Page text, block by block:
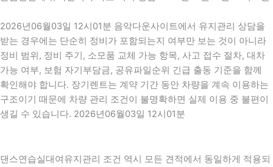
2026년06월03일 12시01분 음악다운사이트에서 유지관리 상담을
받는 경우에는 단순히 정비가 포함되는지 여부만 보는 것이 아니라
정비 범위, 정비 주기, 소모품 교체 가능 항목, 사고 접수 절차, 대차
가능 여부, 보험 자기부담금, 공유파일순위 긴급 출동 기준을 함께
확인해야 합니다. 장기렌트는 계약 기간 동안 차량을 계속 이용하는
구조이기 때문에 차량 관리 조건이 불명확하면 실제 이용 중 불편이
생길 수 있습니다. 2026년06월03일 12시01분
댄스연습실대여유지관리 조건 역시 모든 견적에서 동일하게 적용되